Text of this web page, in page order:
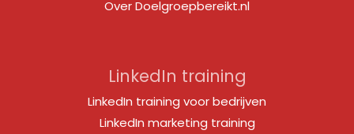
Over Doelgroepbereikt.nl
LinkedIn training
LinkedIn training voor bedrijven
LinkedIn marketing training